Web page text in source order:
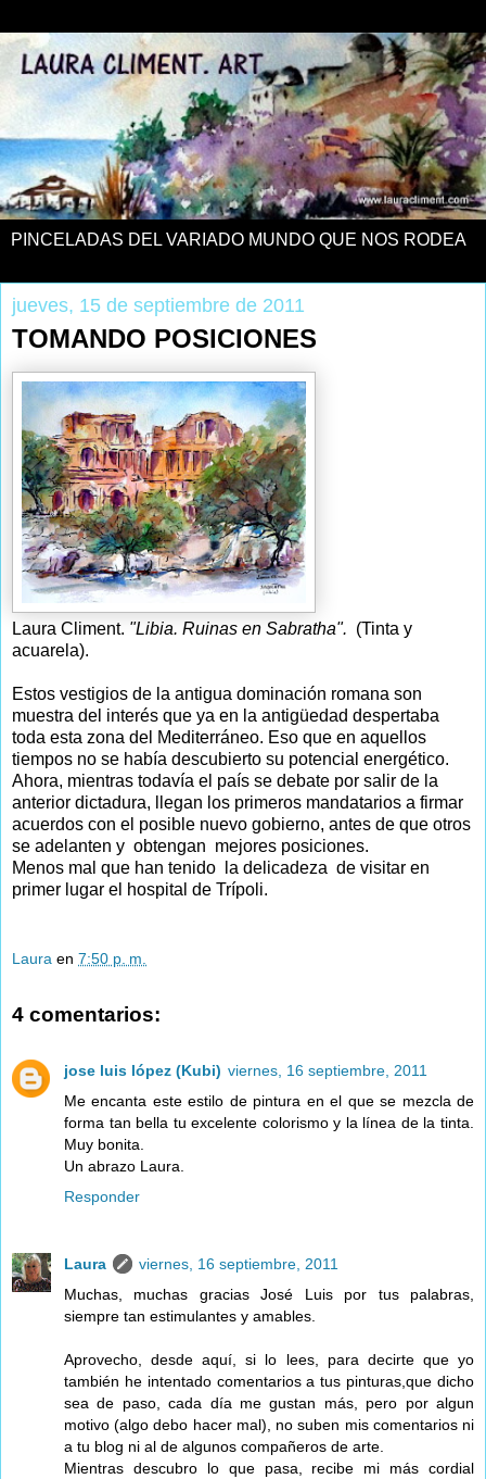
PINCELADAS DEL VARIADO MUNDO QUE NOS RODEA
jueves, 15 de septiembre de 2011
TOMANDO POSICIONES
Laura Climent. "Libia. Ruinas en Sabratha". (Tinta y
acuarela).
Estos vestigios de la antigua dominación romana son
muestra del interés que ya en la antigüedad despertaba
toda esta zona del Mediterráneo. Eso que en aquellos
tiempos no se había descubierto su potencial energético.
Ahora, mientras todavía el país se debate por salir de la
anterior dictadura, llegan los primeros mandatarios a firmar
acuerdos con el posible nuevo gobierno, antes de que otros
se adelanten y obtengan mejores posiciones.
Menos mal que han tenido la delicadeza de visitar en
primer lugar el hospital de Trípoli.
Laura en 7:50 p. m.
4 comentarios:
jose luis lópez (Kubi) viernes, 16 septiembre, 2011
Me encanta este estilo de pintura en el que se mezcla de
forma tan bella tu excelente colorismo y la línea de la tinta.
Muy bonita.
Un abrazo Laura.
Responder
Laura
viernes, 16 septiembre, 2011
Muchas, muchas gracias José Luis por tus palabras,
siempre tan estimulantes y amables.
Aprovecho, desde aquí, si lo lees, para decirte que yo
también he intentado comentarios a tus pinturas,que dicho
sea de paso, cada día me gustan más, pero por algun
motivo (algo debo hacer mal), no suben mis comentarios ni
a tu blog ni al de algunos compañeros de arte.
Mientras descubro lo que pasa, recibe mi más cordial